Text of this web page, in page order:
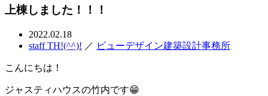
上棟しました！！！
2022.02.18
staff TH!(^^)! ／ ビューデザイン建築設計事務所
こんにちは！
ジャスティハウスの竹内です😁